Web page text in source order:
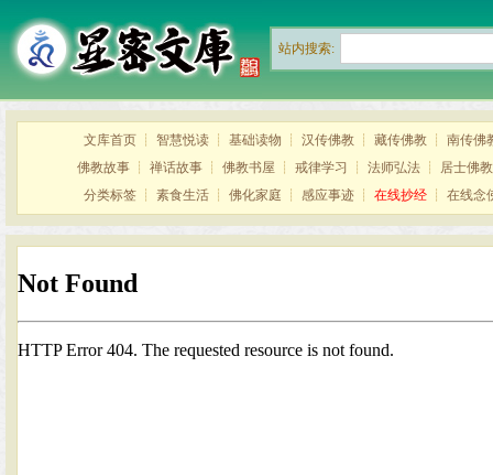
站内搜索:
文库首页 ┊ 智慧悦读 ┊ 基础读物 ┊ 汉传佛教 ┊ 藏传佛教 ┊ 南传佛
佛教故事 ┊ 禅话故事 ┊ 佛教书屋 ┊ 戒律学习 ┊ 法师弘法 ┊ 居士佛教
分类标签 ┊ 素食生活 ┊ 佛化家庭 ┊ 感应事迹 ┊ 在线抄经 ┊ 在线念